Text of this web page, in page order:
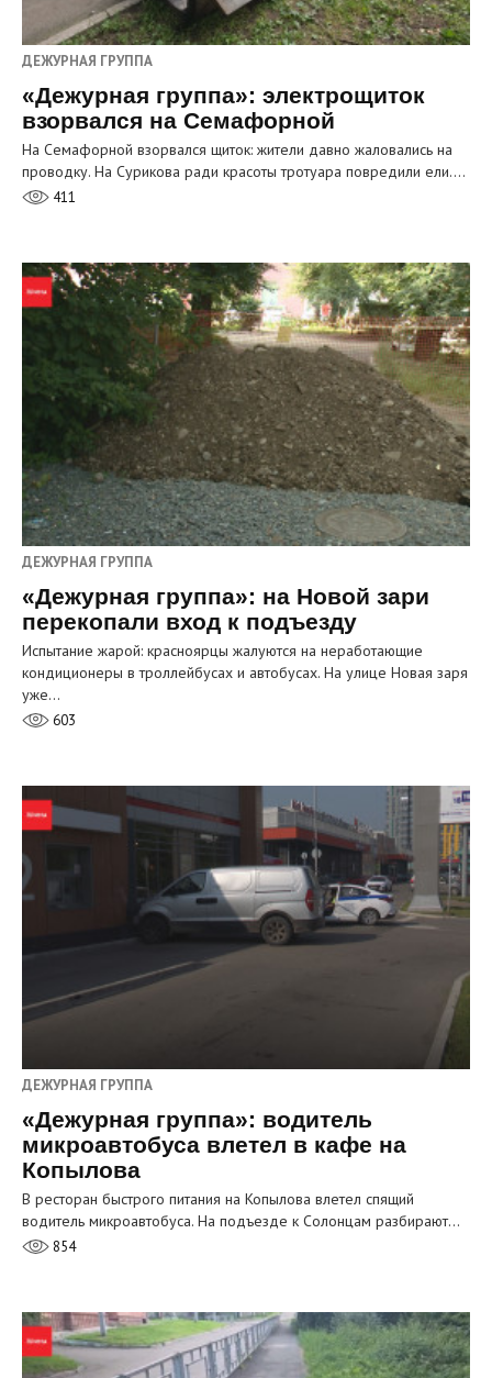
ДЕЖУРНАЯ ГРУППА
«Дежурная группа»: электрощиток
взорвался на Семафорной
На Семафорной взорвался щиток: жители давно жаловались на
проводку. На Сурикова ради красоты тротуара повредили ели.…
411
ДЕЖУРНАЯ ГРУППА
«Дежурная группа»: на Новой зари
перекопали вход к подъезду
Испытание жарой: красноярцы жалуются на неработающие
кондиционеры в троллейбусах и автобусах. На улице Новая заря
уже…
603
ДЕЖУРНАЯ ГРУППА
«Дежурная группа»: водитель
микроавтобуса влетел в кафе на
Копылова
В ресторан быстрого питания на Копылова влетел спящий
водитель микроавтобуса. На подъезде к Солонцам разбирают…
854